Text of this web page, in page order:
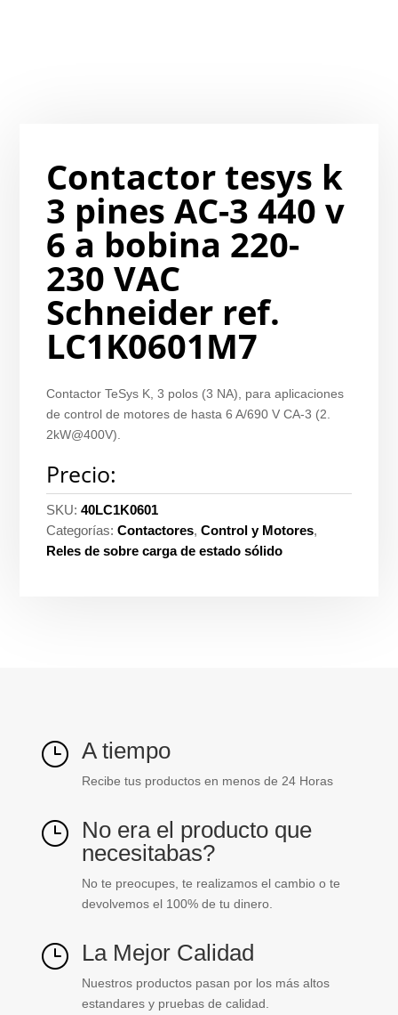
Contactor tesys k
3 pines AC-3 440 v
6 a bobina 220-
230 VAC
Schneider ref.
LC1K0601M7
Contactor TeSys K, 3 polos (3 NA), para aplicaciones
de control de motores de hasta 6 A/690 V CA-3 (2.
2kW@400V).
Precio:
SKU:40LC1K0601
Categorías:Contactores,Control y Motores,
Reles de sobre carga de estado sólido
} A tiempo
Recibe tus productos en menos de 24 Horas
} No era el producto que
necesitabas?
No te preocupes, te realizamos el cambio o te
devolvemos el 100% de tu dinero.
} La Mejor Calidad
Nuestros productos pasan por los más altos
estandares y pruebas de calidad.